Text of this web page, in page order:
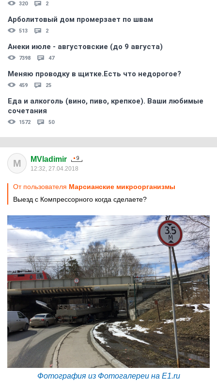
320 2
Арболитовый дом промерзает по швам
513 2
Анеки июле - августовские (до 9 августа)
7398 47
Меняю проводку в щитке.Есть что недорогое?
459 25
Еда и алкоголь (вино, пиво, крепкое). Ваши любимые
сочетания
1572 50
M MVladimir
12:32, 27.04.2018
От пользователя Марсианские микроорганизмы
Выезд с Компрессорного когда сделаете?
Фотография из Фотогалереи на E1.ru